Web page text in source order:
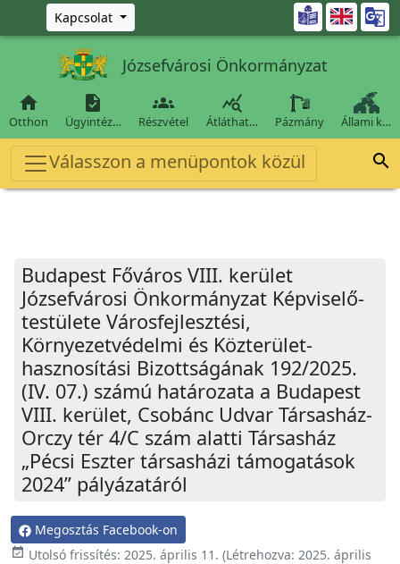
Ugrás a fő tartalomra
Kapcsolat 
Józsefvárosi Önkormányzat

Otthon

Ügyintéz…

Részvétel

Átláthat… Pázmány Állami k…
Válasszon a menüpontok közül 
Budapest Főváros VIII. kerület
Józsefvárosi Önkormányzat Képviselő-
testülete Városfejlesztési,
Környezetvédelmi és Közterület-
hasznosítási Bizottságának 192/2025.
(IV. 07.) számú határozata a Budapest
VIII. kerület, Csobánc Udvar Társasház-
Orczy tér 4/C szám alatti Társasház
„Pécsi Eszter társasházi támogatások
2024” pályázatáról
Megosztás Facebook-on
event_available Utolsó frissítés: 2025. április 11. (Létrehozva: 2025. április